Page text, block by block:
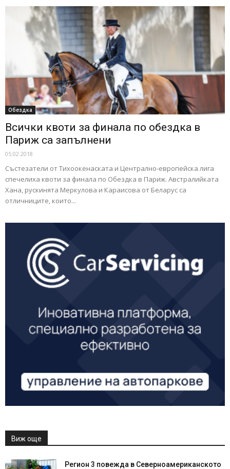
Обездка
Всички квоти за финала по обездка в
Париж са запълнени
05.02.2018
Състезатели от Тихоокенаската и Централно-европейска лига
спечелиха квоти за финала по Обездка в Париж. Австралийката
Хана, рускинята Меркулова и Караисова от Беларус са
отличниците, които...
Виж още
Регион 3 повежда в Северноамериканското